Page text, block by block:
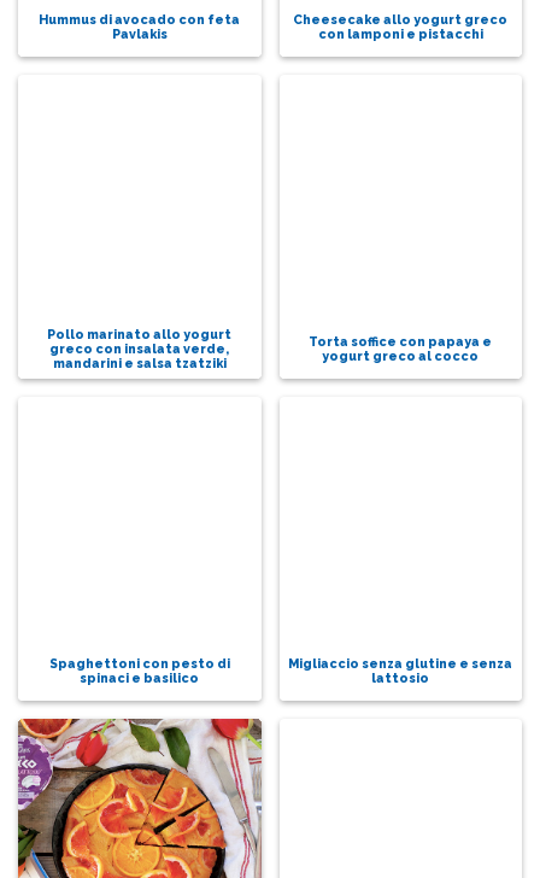
Hummus di avocado con feta
Pavlakis
Cheesecake allo yogurt greco
con lamponi e pistacchi
Pollo marinato allo yogurt
greco con insalata verde,
mandarini e salsa tzatziki
Torta soffice con papaya e
yogurt greco al cocco
Spaghettoni con pesto di
spinaci e basilico
Migliaccio senza glutine e senza
lattosio